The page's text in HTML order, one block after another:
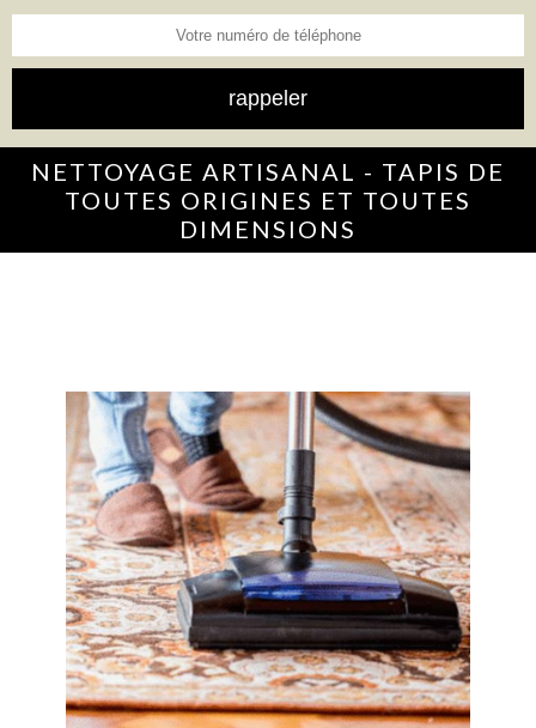
NETTOYAGE ARTISANAL - TAPIS DE
TOUTES ORIGINES ET TOUTES
DIMENSIONS